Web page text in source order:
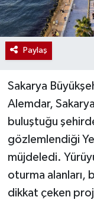
Paylaş
Sakarya
Alemdar,
buluştuğu
gözlemlendiği
müjdeledi.
oturma alanları,
dikkat çeken